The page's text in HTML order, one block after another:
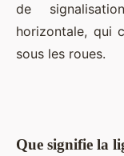
de
horizontale, qui
sous les roues.
Que signifie la